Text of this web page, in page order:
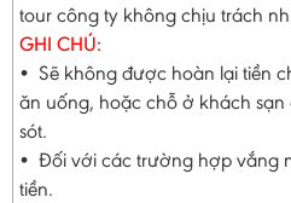
tour công ty không chịu trách
GHI CHÚ:
• Sẽ không được hoàn lại tiền
ăn uống, hoặc chỗ ở khách
sót.
• Đối với các trường hợp vắng
tiền.